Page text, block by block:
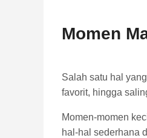
Momen
Salah satu hal
favorit, hingga
Momen-momen
hal-hal sederhana